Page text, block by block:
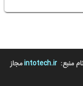
منبع: intotech.irمجاز